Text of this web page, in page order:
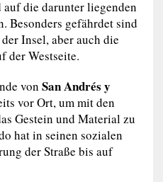
auf die darunter liegenden
Besonders gefährdet sind
Insel, aber auch die
der Westseite.
von San Andrés y
vor Ort, um mit den
Gestein und Material zu
hat in seinen sozialen
der Straße bis auf